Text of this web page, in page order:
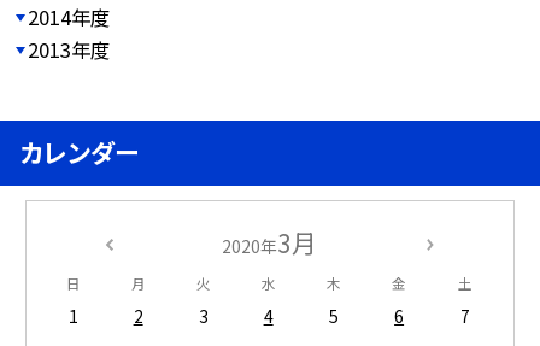
2014年度
2013年度
カレンダー
2020年3月
日 月 火 水 木 金 土
1 2 3 4 5 6
7